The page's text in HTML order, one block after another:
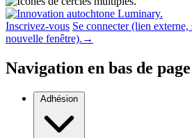
Inscrivez-vous Se connecter(lien externe,
nouvelle fenêtre). →
Navigation en bas de page
Adhésion